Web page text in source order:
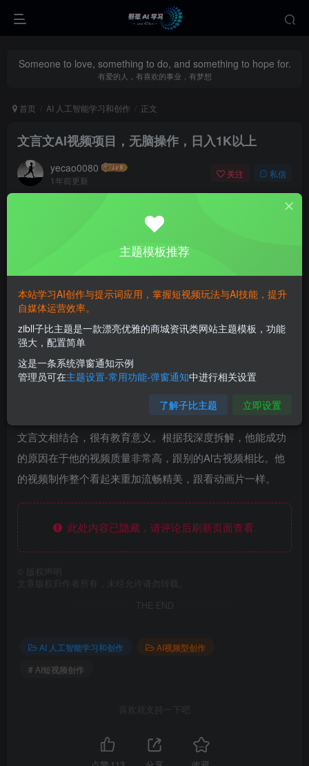
Someone to love, something to do, and something to hope for.
有爱的人，有喜欢的事业，有梦想
首页 AI 人工智能学习和创作 正文
文言文AI视频项目，无脑操作，日入1K以上
yecao0080
1年前更新
关注 私信
项目介绍：
文言文相结合，很有教育意义。根据我深度拆解，他能成功
的原因在于他的视频质量非常高，跟别的Al古视频相比。他
的视频制作整个看起来重加流畅精美，跟看动画片一样。
此处内容已隐藏，请评论后刷新页面查看.
版权声明
文章版权归作者所有，未经允许请勿转载。
THE END
AI 人工智能学习和创作
AI视频型创作
# AI短视频创作
喜欢就支持一下吧
主题模板推荐
本站学习AI创作与提示词应用，掌握短视频玩法与AI技能，提升
自媒体运营效率。
zibll子比主题是一款漂亮优雅的商城资讯类网站主题模板，功能
强大，配置简单
这是一条系统弹窗通知示例
管理员可在主题设置-常用功能-弹窗通知中进行相关设置
了解子比主题 立即设置